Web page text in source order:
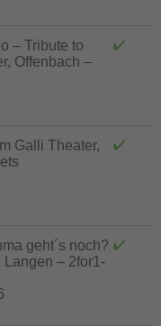
– Tribute to
Offenbach –
Galli Theater,
geht´s noch?
– 2for1-